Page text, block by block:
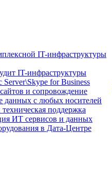
IT-инфраструктуры
IT-инфраструктуры
for Business
и сопровождение
данных с любых носителей
поддержка
ИТ сервисов и данных
в Дата-Центре